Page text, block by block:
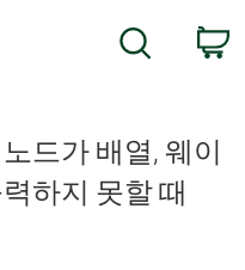
Search
드가 배열, 웨이
하지 못할 때